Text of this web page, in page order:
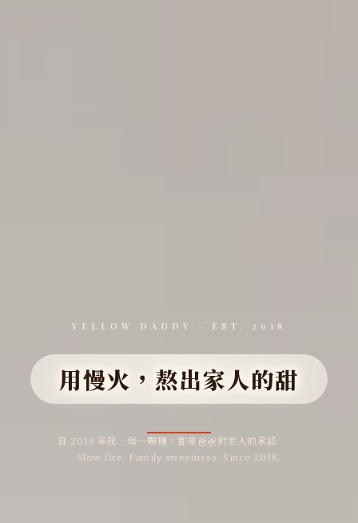
YELLOW DADDY · EST. 2018
用慢火，熬出家人的甜
自 2018 年起，每一顆糖，都是爸爸對家人的承諾 ·
Slow fire. Family sweetness. Since 2018.